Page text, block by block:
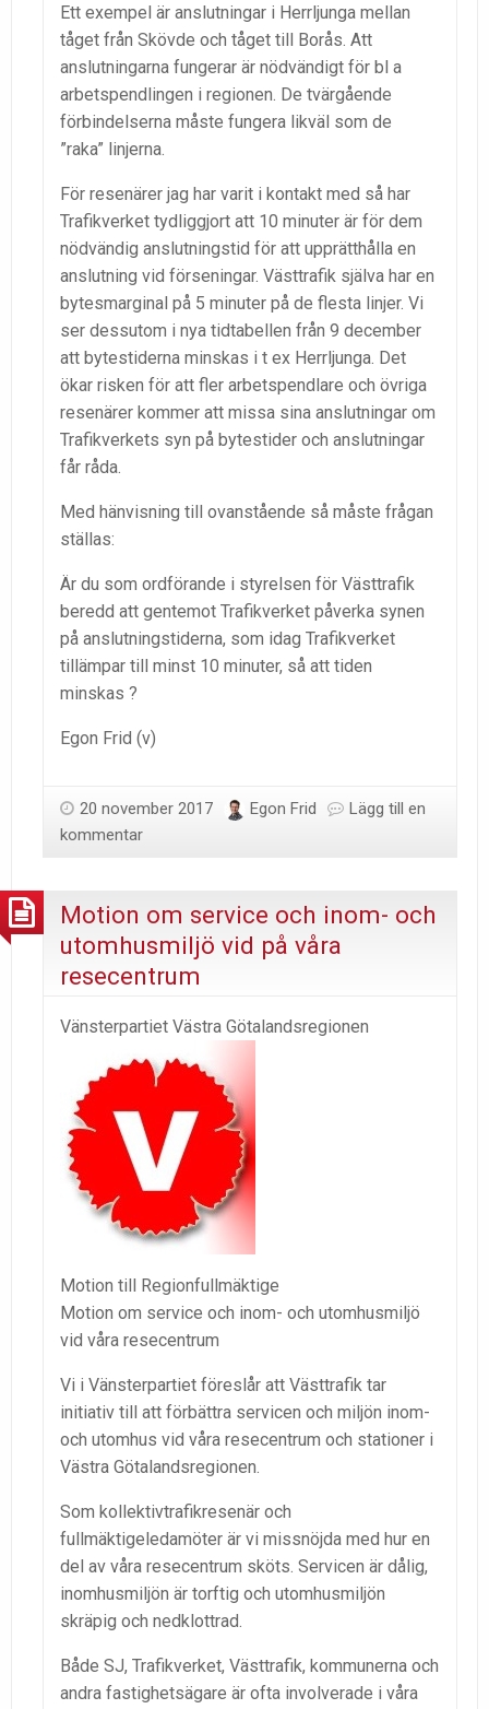
Ett exempel är anslutningar i Herrljunga mellan
tåget från Skövde och tåget till Borås. Att
anslutningarna fungerar är nödvändigt för bl a
arbetspendlingen i regionen. De tvärgående
förbindelserna måste fungera likväl som de
”raka” linjerna.
För resenärer jag har varit i kontakt med så har
Trafikverket tydliggjort att 10 minuter är för dem
nödvändig anslutningstid för att upprätthålla en
anslutning vid förseningar. Västtrafik själva har en
bytesmarginal på 5 minuter på de flesta linjer. Vi
ser dessutom i nya tidtabellen från 9 december
att bytestiderna minskas i t ex Herrljunga. Det
ökar risken för att fler arbetspendlare och övriga
resenärer kommer att missa sina anslutningar om
Trafikverkets syn på bytestider och anslutningar
får råda.
Med hänvisning till ovanstående så måste frågan
ställas:
Är du som ordförande i styrelsen för Västtrafik
beredd att gentemot Trafikverket påverka synen
på anslutningstiderna, som idag Trafikverket
tillämpar till minst 10 minuter, så att tiden
minskas ?
Egon Frid (v)
20 november 2017 Egon Frid
Lägg till en
kommentar
Motion om service och inom- och
utomhusmiljö vid på våra
resecentrum
Vänsterpartiet Västra Götalandsregionen
Motion till Regionfullmäktige
Motion om service och inom- och utomhusmiljö
vid våra resecentrum
Vi i Vänsterpartiet föreslår att Västtrafik tar
initiativ till att förbättra servicen och miljön inom-
och utomhus vid våra resecentrum och stationer i
Västra Götalandsregionen.
Som kollektivtrafikresenär och
fullmäktigeledamöter är vi missnöjda med hur en
del av våra resecentrum sköts. Servicen är dålig,
inomhusmiljön är torftig och utomhusmiljön
skräpig och nedklottrad.
Både SJ, Trafikverket, Västtrafik, kommunerna och
andra fastighetsägare är ofta involverade i våra